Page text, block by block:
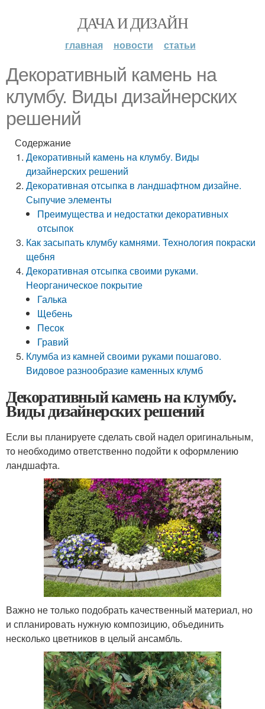
ДАЧА И ДИЗАЙН
главная новости статьи
Декоративный камень на
клумбу. Виды дизайнерских
решений
Содержание
Декоративный камень на клумбу. Виды
дизайнерских решений
Декоративная отсыпка в ландшафтном дизайне.
Сыпучие элементы
Преимущества и недостатки декоративных
отсыпок
Как засыпать клумбу камнями. Технология покраски
щебня
Декоративная отсыпка своими руками.
Неорганическое покрытие
Галька
Щебень
Песок
Гравий
Клумба из камней своими руками пошагово.
Видовое разнообразие каменных клумб
Декоративный камень на клумбу.
Виды дизайнерских решений
Если вы планируете сделать свой надел оригинальным,
то необходимо ответственно подойти к оформлению
ландшафта.
Важно не только подобрать качественный материал, но
и спланировать нужную композицию, объединить
несколько цветников в целый ансамбль.